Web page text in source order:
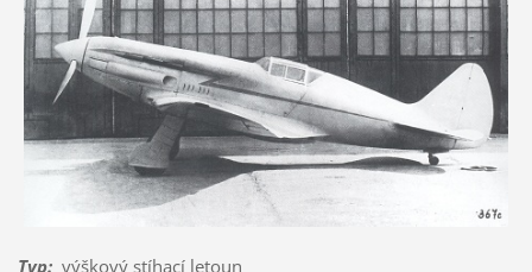
Typ:výškový stíhací letoun